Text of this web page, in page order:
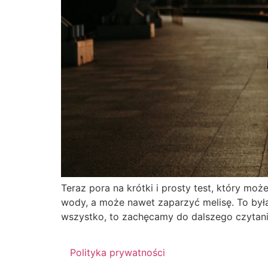
Teraz pora na krótki i prosty test, który
wody, a może nawet zaparzyć melisę. To
wszystko, to zachęcamy do dalszego
Polityka prywatności